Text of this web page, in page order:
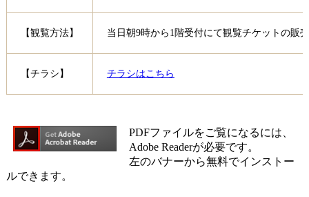
【観覧方法】 当日朝9時から1階受付にて観覧チケットの販
【チラシ】 チラシはこちら
PDFファイルをご覧になるには、
Adobe Readerが必要です。
左のバナーから無料でインストー
ルできます。